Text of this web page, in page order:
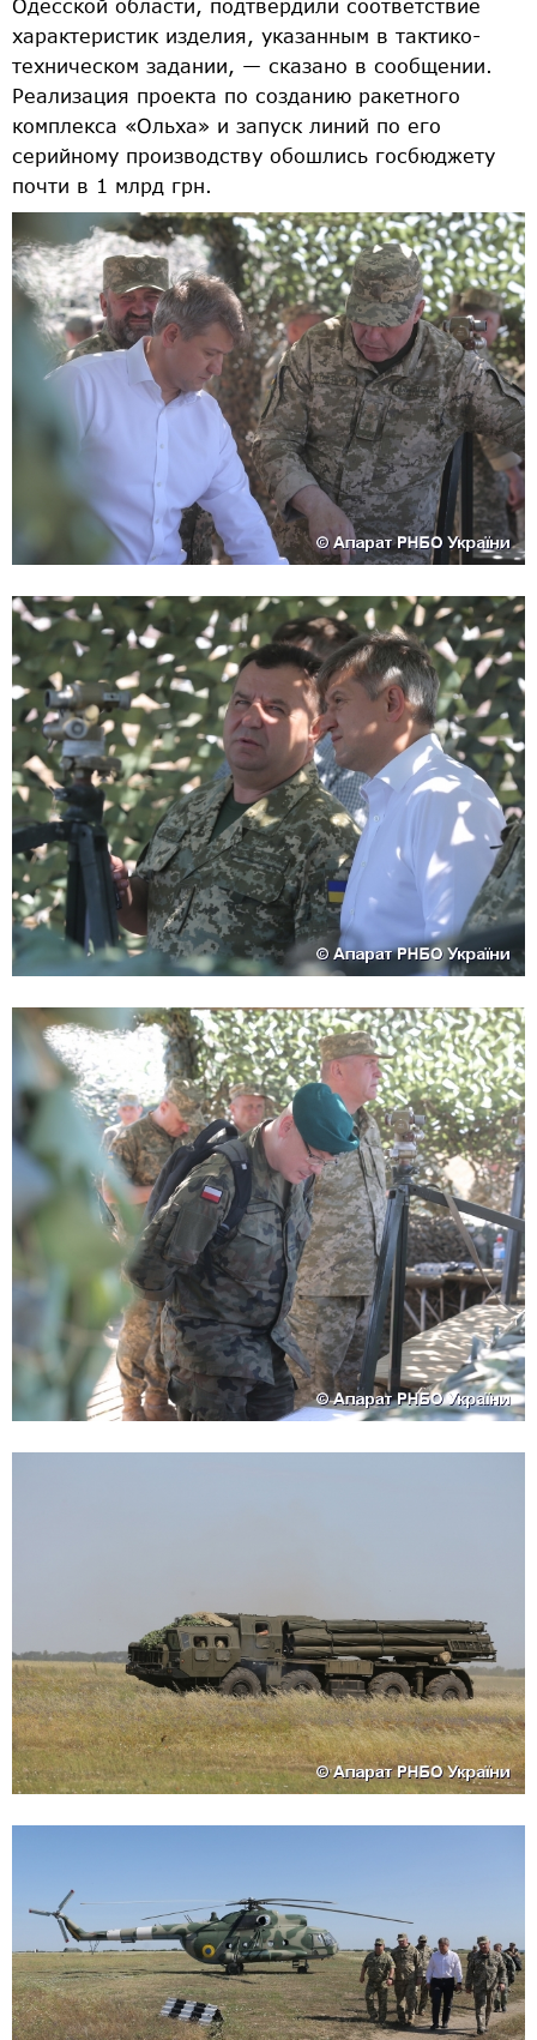
Одесской области, подтвердили соответствие
характеристик изделия, указанным в тактико-
техническом задании, — сказано в сообщении.
Реализация проекта по созданию ракетного
комплекса «Ольха» и запуск линий по его
серийному производству обошлись госбюджету
почти в 1 млрд грн.